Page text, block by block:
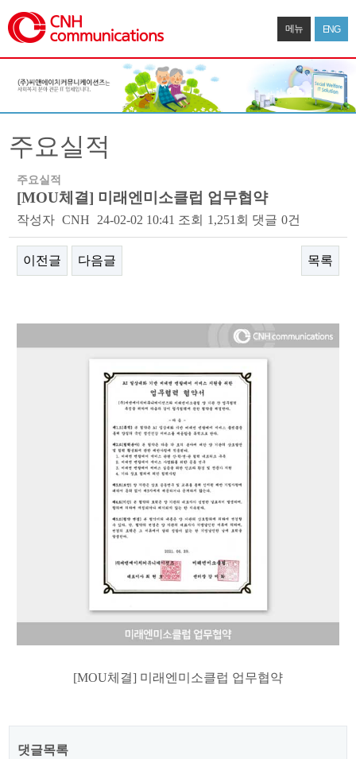
메뉴 ENG
주요실적
주요실적
[MOU체결] 미래엔미소클럽 업무협약
작성자 CNH 24-02-02 10:41 조회 1,251회 댓글 0건
이전글 다음글 목록
[MOU체결] 미래엔미소클럽 업무협약
댓글목록